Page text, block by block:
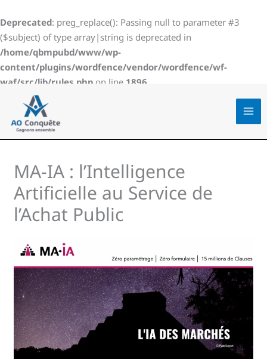
Deprecated: preg_replace(): Passing null to parameter #3
($subject) of type array|string is deprecated in
/home/qbmpubd/www/wp-
content/plugins/wordfence/vendor/wordfence/wf-
waf/src/lib/rules.php on line 1896
au
contenu
MA-IA : l’Intelligence
Artificielle au Service de
l’Achat Public